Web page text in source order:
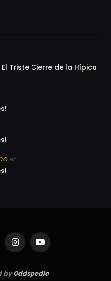
Triste Cierre de la Hípica
en
InstagramYouTube
byOddspedia